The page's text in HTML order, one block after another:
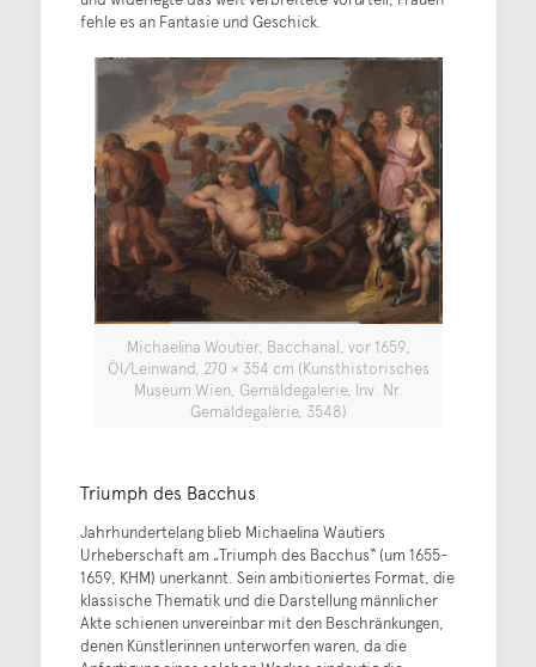
fehle es an Fantasie und Geschick.
Michaelina Woutier, Bacchanal, vor 1659,
Öl/Leinwand, 270 × 354 cm (Kunsthistorisches
Museum Wien, Gemäldegalerie, Inv. Nr.
Gemäldegalerie, 3548)
Triumph des Bacchus
Jahrhundertelang blieb Michaelina Wautiers
Urheberschaft am „Triumph des Bacchus“ (um 1655-
1659, KHM) unerkannt. Sein ambitioniertes Format, die
klassische Thematik und die Darstellung männlicher
Akte schienen unvereinbar mit den Beschränkungen,
denen Künstlerinnen unterworfen waren, da die